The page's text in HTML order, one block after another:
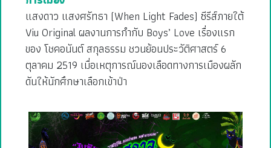
แสงดาว แสงศรัทธา (When Light Fades) ซีรีส์ภายใต้
Viu Original ผลงานการกำกับ Boys’ Love เรื่องแรก
ของ โชคอนันต์ สกุลธรรม ชวนย้อนประวัติศาสตร์ 6
ตุลาคม 2519 เมื่อเหตุการณ์นองเลือดทางการเมืองผลัก
ดันให้นักศึกษาเลือกเข้าป่า